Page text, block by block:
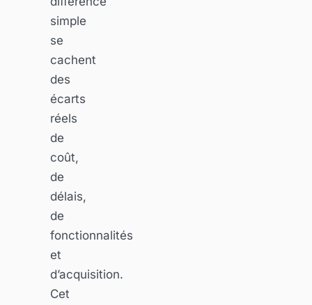
simple
se
cachent
des
écarts
réels
de
coût,
de
délais,
de
fonctionnalités
et
d’acquisition.
Cet